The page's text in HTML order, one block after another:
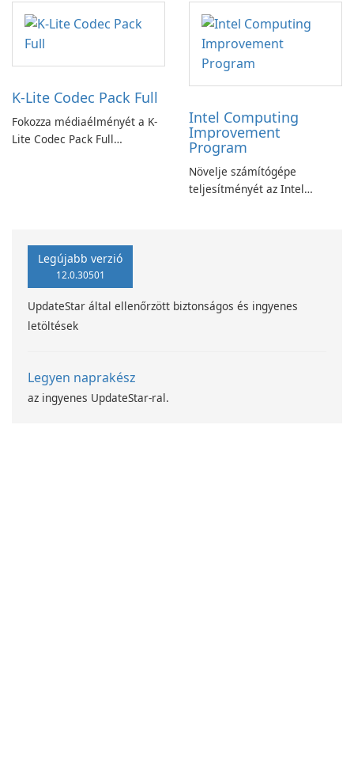
alkalmazással.
K-Lite Codec Pack Full
Fokozza médiaélményét a K-
Lite Codec Pack Full
Intel Computing
Improvement
Program
Növelje számítógépe
teljesítményét az Intel
Legújabb verzió
12.0.30501
UpdateStar által ellenőrzött biztonságos és ingyenes
letöltések
Legyen naprakész
az ingyenes UpdateStar-ral.